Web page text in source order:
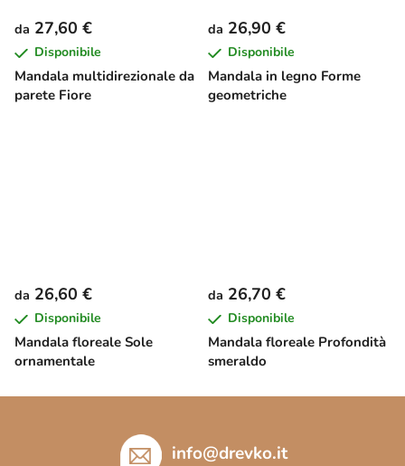
Mandala multidirezionale da
parete Fiore
da 27,60 €
Disponibile
Mandala in legno Forme
geometriche
da 26,90 €
Disponibile
Mandala floreale Sole
ornamentale
da 26,60 €
Disponibile
Mandala floreale Profondità
smeraldo
da 26,70 €
Disponibile
info@drevko.it